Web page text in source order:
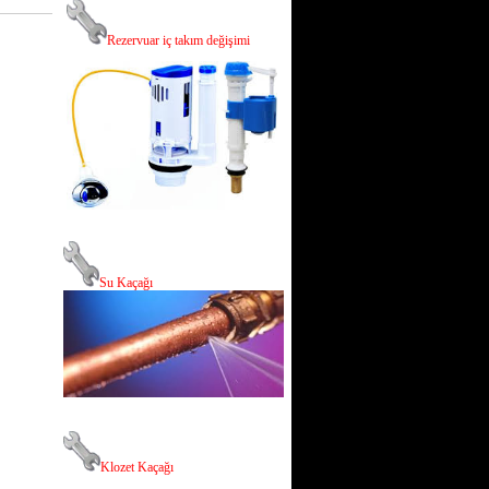
Rezervuar iç takım değişimi
Su Kaçağı
Klozet Kaçağı